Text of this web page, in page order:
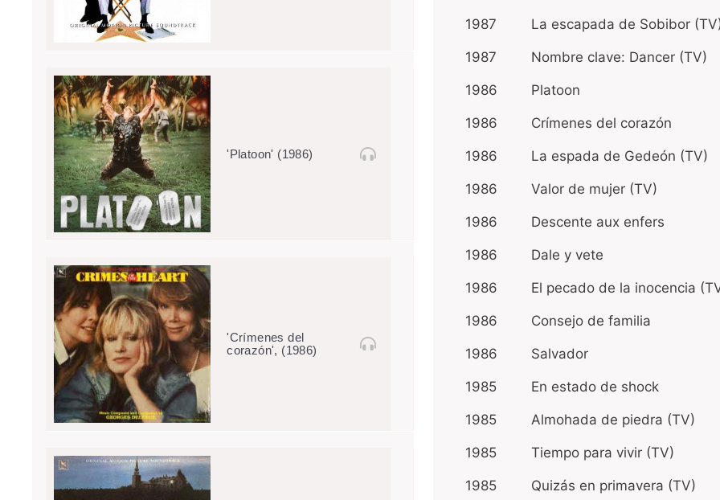
'Platoon' (1986)
'Crímenes del
corazón', (1986)
1987 La escapada de Sobibor
1987 Nombre clave: Dancer (TV)
1986 Platoon
1986 Crímenes del corazón
1986 La espada de Gedeón (TV)
1986 Valor de mujer (TV)
1986 Descente aux enfers
1986 Dale y vete
1986 El pecado de la inocencia
1986 Consejo de familia
1986 Salvador
1985 En estado de shock
1985 Almohada de piedra (TV)
1985 Tiempo para vivir (TV)
1985 Quizás en primavera (TV)